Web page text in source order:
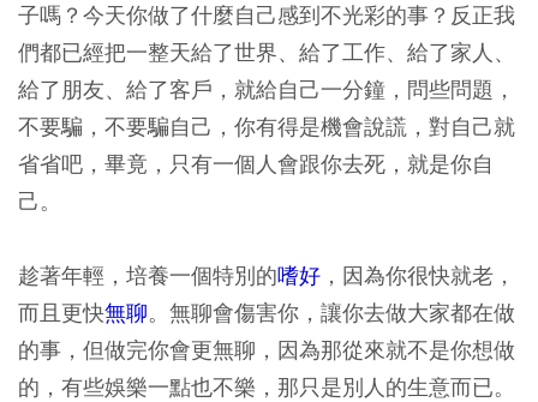
子嗎？今天你做了什麼自己感到不光彩的事？反正我
們都已經把一整天給了世界、給了工作、給了家人、
給了朋友、給了客戶，就給自己一分鐘，問些問題，
不要騙，不要騙自己，你有得是機會說謊，對自己就
省省吧，畢竟，只有一個人會跟你去死，就是你自
己。
趁著年輕，培養一個特別的嗜好 ，因為你很快就老，
而且更快無聊。無聊會傷害你，讓你去做大家都在做
的事，但做完你會更無聊，因為那從來就不是你想做
的，有些娛樂一點也不樂，那只是別人的生意而已。